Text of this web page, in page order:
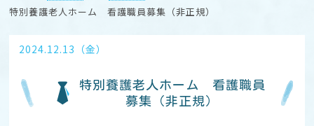
特別養護老人ホーム 看護職員募集（非正規）
特別養護老人ホーム 看護職員
募集（非正規）
2024.12.13（金）